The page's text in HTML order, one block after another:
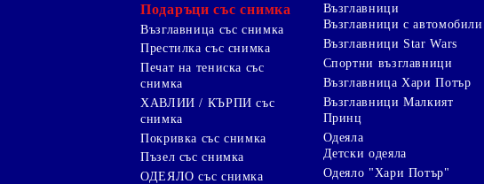
Подаръци със снимка
Възглавница със снимка
Престилка със снимка
Печат на тениска със
снимка
ХАВЛИИ / КЪРПИ със
снимка
Покривка със снимка
Пъзел със снимка
ОДЕЯЛО със снимка
Възглавници
Възглавници с автомобили
Възглавници Star Wars
Спортни възглавници
Възглавница Хари Потър
Възглавници Малкият
Принц
Одеяла
Детски одеяла
Одеяло "Хари Потър"